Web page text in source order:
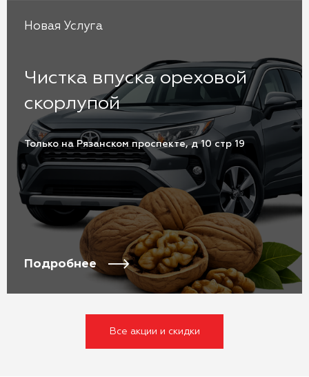
Новая Услуга
Чистка впуска ореховой
скорлупой
Только на Рязанском проспекте, д 10 стр 19
Подробнее
Все акции и скидки